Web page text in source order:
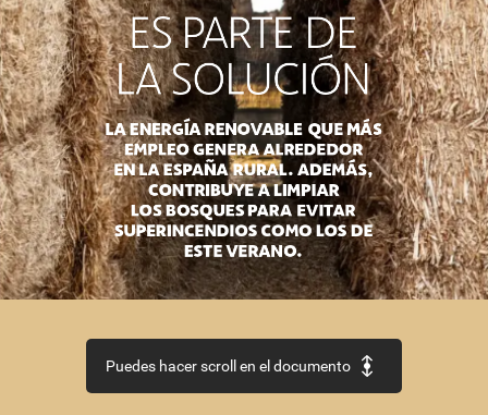
ESPARTE DE
LASOLUCIÓN
LAENERGÍA RENOVABLE QUEMÁS
EMPLEOGENERAALREDEDOR
ENLAESPAÑA RURAL. ADEMÁS,
CONTRIBUYEALIMPIAR
LOSBOSQUESPARA EVITAR
SUPERINCENDIOS COMOLOSDE
ESTEVERANO.
Puedes hacer scroll en el documento